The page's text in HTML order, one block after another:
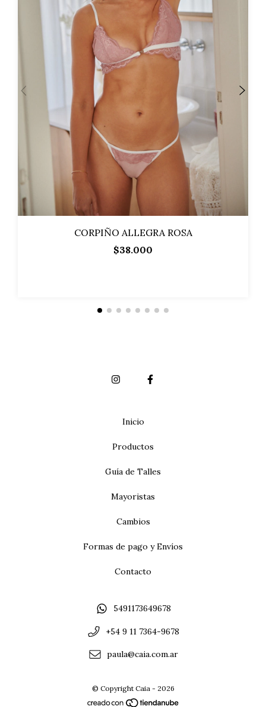
CORPIÑO ALLEGRA ROSA
$38.000
Inicio
Productos
Guía de Talles
Mayoristas
Cambios
Formas de pago y Envíos
Contacto
5491173649678
+54 9 11 7364-9678
paula@caia.com.ar
© Copyright Caia - 2026